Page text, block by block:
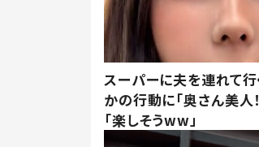
スーパーに夫を連れて
かの行動に「奥さん美人
「楽しそうww」